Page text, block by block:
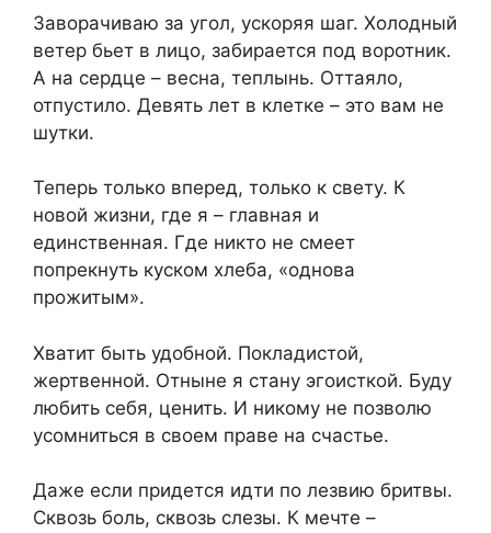
Заворачиваю за угол, ускоряя шаг. Холодный
ветер бьет в лицо, забирается под воротник.
А на сердце – весна, теплынь. Оттаяло,
отпустило. Девять лет в клетке – это вам не
шутки.
Теперь только вперед, только к свету. К
новой жизни, где я – главная и
единственная. Где никто не смеет
попрекнуть куском хлеба, «однова
прожитым».
Хватит быть удобной. Покладистой,
жертвенной. Отныне я стану эгоисткой. Буду
любить себя, ценить. И никому не позволю
усомниться в своем праве на счастье.
Даже если придется идти по лезвию бритвы.
Сквозь боль, сквозь слезы. К мечте –